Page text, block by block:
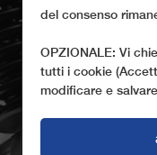
del consenso
OPZIONALE: Vi
tutti i cookie
modificare e